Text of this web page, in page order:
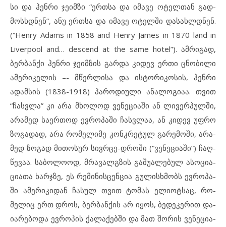
სი და ჰენრი ჯე­იმ­ზი “ერთ­სა და იმ­ა­ვე ოტ­ელ­თან გად­
მოს­ხ­დ­ნენ”, ანუ ერთ­სა და იმ­ა­ვე ოტ­ელ­ში დასახ­ლ­დ­ნენ.
(“Henry Adams in 1858 and Henry James in 1870 land in
Liverpool and… descend at the same hotel”). ამ­რი­გად,
ბერ­ბან­ქი ჰენ­რი ჯე­იმ­ზის გარ­და კი­დევ ერ­თი ცნო­ბი­ლი
ამ­ე­რი­კე­ლის –- მწერ­ლი­სა და ის­ტო­რი­კო­სის, ჰენ­რი
ადამ­სის (1838-1918) პა­რო­დი­უ­ლი ან­ა­ლო­გიაა. თვით
“ჩას­ვ­ლა” კი არა მხო­ლოდ ვე­ნე­ცი­ა­ში ან ლივერ­პულ­ში,
არ­ა­მედ სა­ერ­თოდ ევ­რო­პა­ში ჩას­ვ­ლაა, ან კი­დევ უფ­რო
ზო­გა­დად, არა რომელ­ი­მე კონ­კ­რე­ტულ გა­რე­მო­ში, არ­ა­
მედ ზო­გად მი­თო­სურ სივ­რ­ცე-დრო­ში (“ვე­ნე­ცი­ა­ში”) ჩაღ­
წე­ვაა. სა­ბო­ლო­ოდ, მრა­ვალ­გ­ზის გა­შუ­ა­ლე­ბულ ას­ო­ცი­ა­
ცი­ა­თა ხარ­ჯ­ზე, ეს რე­მი­ნისცენ­ცია გუ­ლის­ხ­მობს ევ­რო­პა­
ში ამ­ე­რი­კი­დან ჩა­სულ თვით ტო­მას ელ­ი­ოტ­საც, რო­
მელიც ერთ დროს, ბერ­ბან­ქის არ იყ­ოს, ბე­დე­კე­რით და­
ი­ა­რე­ბო­და ევ­რო­პის ქა­ლა­ქებ­ში და მათ შო­რის ვე­ნე­ცი­ა­